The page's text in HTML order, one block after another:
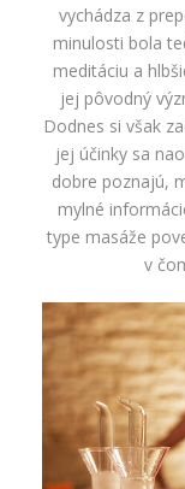
vychádza z
minulosti bola
meditáciu a
jej pôvodný
Dodnes si však
jej účinky sa
dobre poznajú,
mylné
type masáže
v